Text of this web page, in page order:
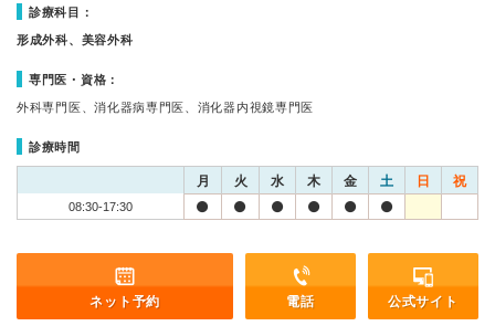
診療科目：
形成外科、美容外科
専門医・資格：
外科専門医、消化器病専門医、消化器内視鏡専門医
診療時間
月 火 水 木 金 土 日 祝
08:30-17:30
ネット予約 電話 公式サイト